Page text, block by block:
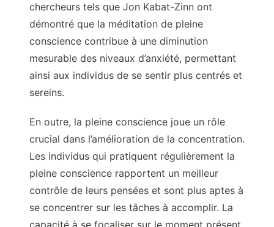
chercheurs tels que Jon Kabat-Zinn ont
démontré que la méditation de pleine
conscience contribue à une diminution
mesurable des niveaux d’anxiété, permettant
ainsi aux individus de se sentir plus centrés et
sereins.
En outre, la pleine conscience joue un rôle
crucial dans l’amélioration de la concentration.
Les individus qui pratiquent régulièrement la
pleine conscience rapportent un meilleur
contrôle de leurs pensées et sont plus aptes à
se concentrer sur les tâches à accomplir. La
capacité à se focaliser sur le moment présent